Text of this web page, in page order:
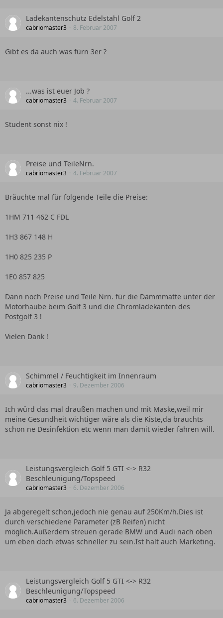
Ladekantenschutz Edelstahl Golf 2
cabriomaster3 8. Februar 2007
Gibt es da auch was fürn 3er ?
...was ist euer Job ?
cabriomaster3 4. Februar 2007
Student sonst nix !
Preise und TeileNrn.
cabriomaster3 4. Februar 2007
Bräuchte mal für folgende Teile die Preise:
1HM 711 462 C FDL
1H3 867 148 H
1H0 825 235 P
1E0 857 825
Dann noch Preise und Teile Nrn. für die Dämmmatte unter der
Motorhaube beim Golf 3 und die Chromladekanten des
Postgolf 3 !
Vielen Dank !
Schimmel / Feuchtigkeit im Innenraum
cabriomaster3 9. Dezember 2006
Ich würd das mal draußen machen und mit Maske,weil mir
meine Gesundheit wichtiger wäre als die Kiste,da brauchts
schon ne Desinfektion etc wenn man damit wieder fahren will.
Leistungsvergleich Golf 5 GTI <-> R32
Beschleunigung/Topspeed
cabriomaster3 6. Dezember 2006
Ja abgeregelt schon,jedoch nie genau auf 250Km/h.Dies ist
durch verschiedene Parameter (zB Reifen) nicht
möglich.Außerdem streuen gerade BMW und Audi nach oben
um eben doch etwas schneller zu sein.Ist halt auch Marketing.
Leistungsvergleich Golf 5 GTI <-> R32
Beschleunigung/Topspeed
cabriomaster3 6. Dezember 2006